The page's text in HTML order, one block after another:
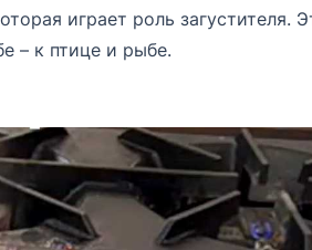
играет роль загустителя.
– к птице и рыбе.